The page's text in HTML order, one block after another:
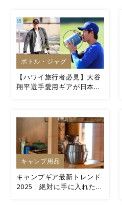
ボトル・ジャグ
【ハワイ旅行者必見】大谷
翔平選手愛用ギアが日本よ
キャンプ用品
キャンプギア最新トレンド
2025｜絶対に手に入れたい